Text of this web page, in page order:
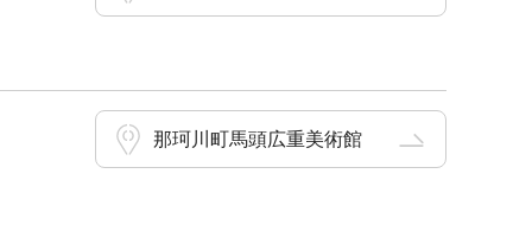
那珂川町馬頭広重美術館